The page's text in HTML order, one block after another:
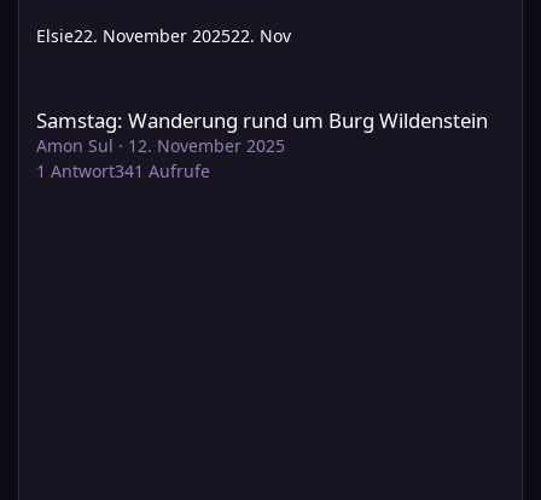
Elsie22. November 202522. Nov
Samstag: Wanderung rund um Burg Wildenstein
Amon Sul · 12. November 2025
1 Antwort341 Aufrufe